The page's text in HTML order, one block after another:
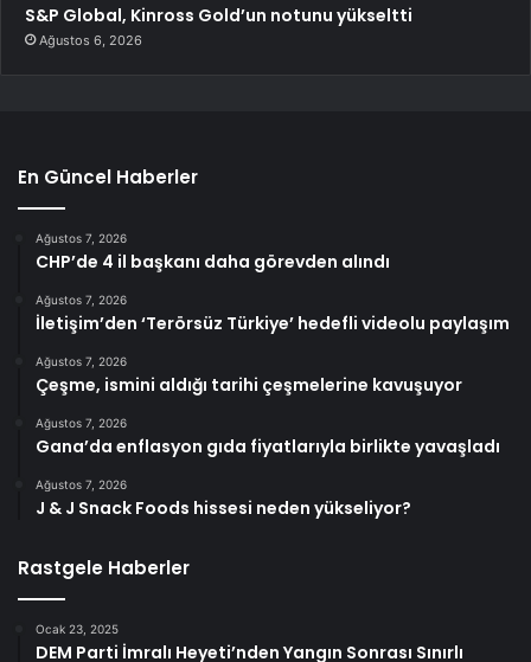
S&P Global, Kinross Gold’un notunu yükseltti
Ağustos 6, 2026
En Güncel Haberler
Ağustos 7, 2026
CHP’de 4 il başkanı daha görevden alındı
Ağustos 7, 2026
İletişim’den ‘Terörsüz Türkiye’ hedefli videolu paylaşım
Ağustos 7, 2026
Çeşme, ismini aldığı tarihi çeşmelerine kavuşuyor
Ağustos 7, 2026
Gana’da enflasyon gıda fiyatlarıyla birlikte yavaşladı
Ağustos 7, 2026
J & J Snack Foods hissesi neden yükseliyor?
Rastgele Haberler
Ocak 23, 2025
DEM Parti İmralı Heyeti’nden Yangın Sonrası Sınırlı